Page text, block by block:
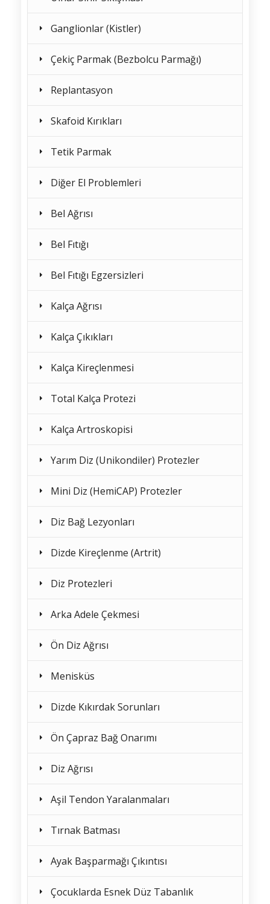
Ganglionlar (Kistler)
Çekiç Parmak (Bezbolcu Parmağı)
Replantasyon
Skafoid Kırıkları
Tetik Parmak
Diğer El Problemleri
Bel Ağrısı
Bel Fıtığı
Bel Fıtığı Egzersizleri
Kalça Ağrısı
Kalça Çıkıkları
Kalça Kireçlenmesi
Total Kalça Protezi
Kalça Artroskopisi
Yarım Diz (Unikondiler) Protezler
Mini Diz (HemiCAP) Protezler
Diz Bağ Lezyonları
Dizde Kireçlenme (Artrit)
Diz Protezleri
Arka Adele Çekmesi
Ön Diz Ağrısı
Menisküs
Dizde Kıkırdak Sorunları
Ön Çapraz Bağ Onarımı
Diz Ağrısı
Aşil Tendon Yaralanmaları
Tırnak Batması
Ayak Başparmağı Çıkıntısı
Çocuklarda Esnek Düz Tabanlık